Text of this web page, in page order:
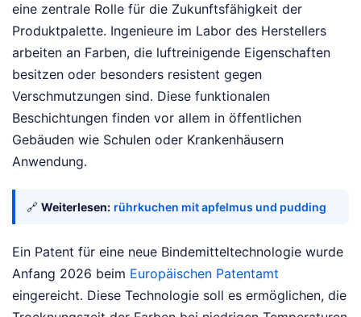
eine zentrale Rolle für die Zukunftsfähigkeit der
Produktpalette. Ingenieure im Labor des Herstellers
arbeiten an Farben, die luftreinigende Eigenschaften
besitzen oder besonders resistent gegen
Verschmutzungen sind. Diese funktionalen
Beschichtungen finden vor allem in öffentlichen
Gebäuden wie Schulen oder Krankenhäusern
Anwendung.
🔗 Weiterlesen: rührkuchen mit apfelmus und pudding
Ein Patent für eine neue Bindemitteltechnologie wurde
Anfang 2026 beim Europäischen Patentamt
eingereicht. Diese Technologie soll es ermöglichen, die